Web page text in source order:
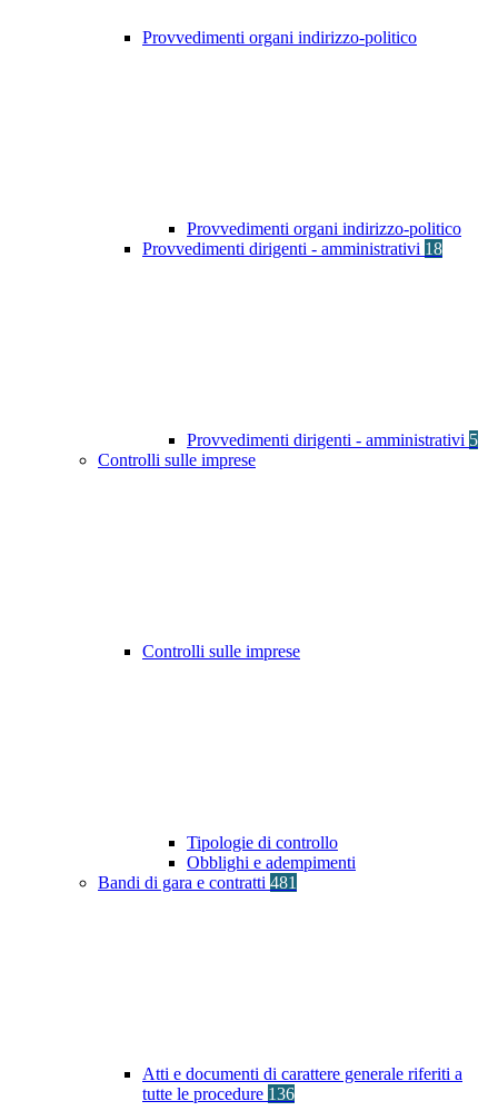
Provvedimenti organi indirizzo-politico
Provvedimenti organi indirizzo-politico
Provvedimenti dirigenti - amministrativi 18
Provvedimenti dirigenti - amministrativi 5
Controlli sulle imprese
Controlli sulle imprese
Tipologie di controllo
Obblighi e adempimenti
Bandi di gara e contratti 481
Atti e documenti di carattere generale riferiti a
tutte le procedure 136